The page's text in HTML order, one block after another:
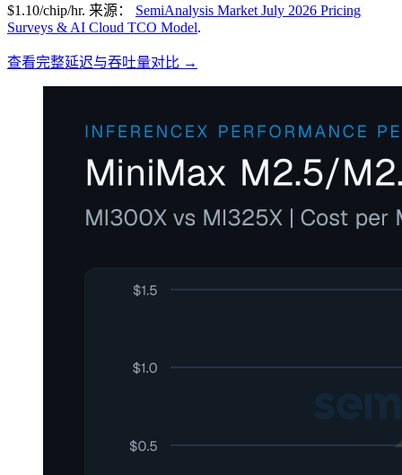
$1.10/chip/hr. 来源：
SemiAnalysis Market July 2026 Pricing
Surveys & AI Cloud TCO Model.
查看完整延迟与吞吐量对比 →